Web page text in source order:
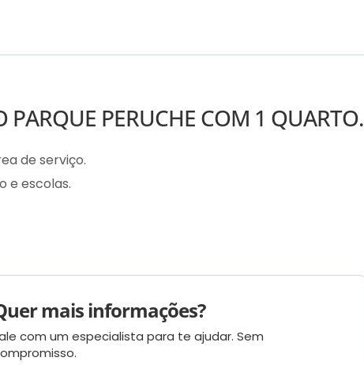
PARQUE PERUCHE COM 1 QUARTO.
de serviço.
e escolas.
mais informações?
com um especialista para te ajudar. Sem